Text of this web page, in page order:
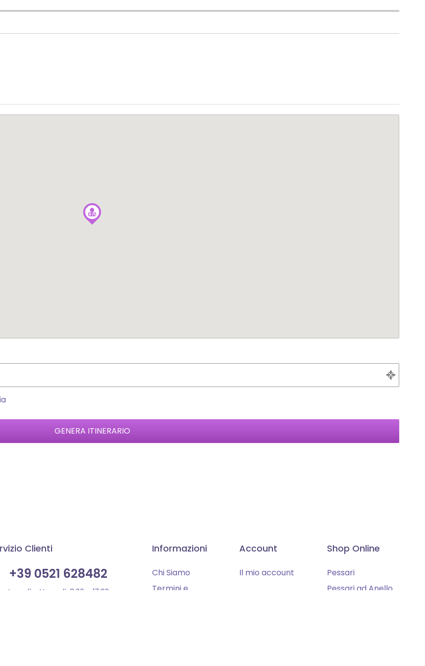
Clienti
+39 0521 628482
Lunedì – Venerdì: 8:30 – 17:30
Informazioni
Chi Siamo
Termini e
Account
Il mio account
Shop Online
Pessari
Pessari ad Anello